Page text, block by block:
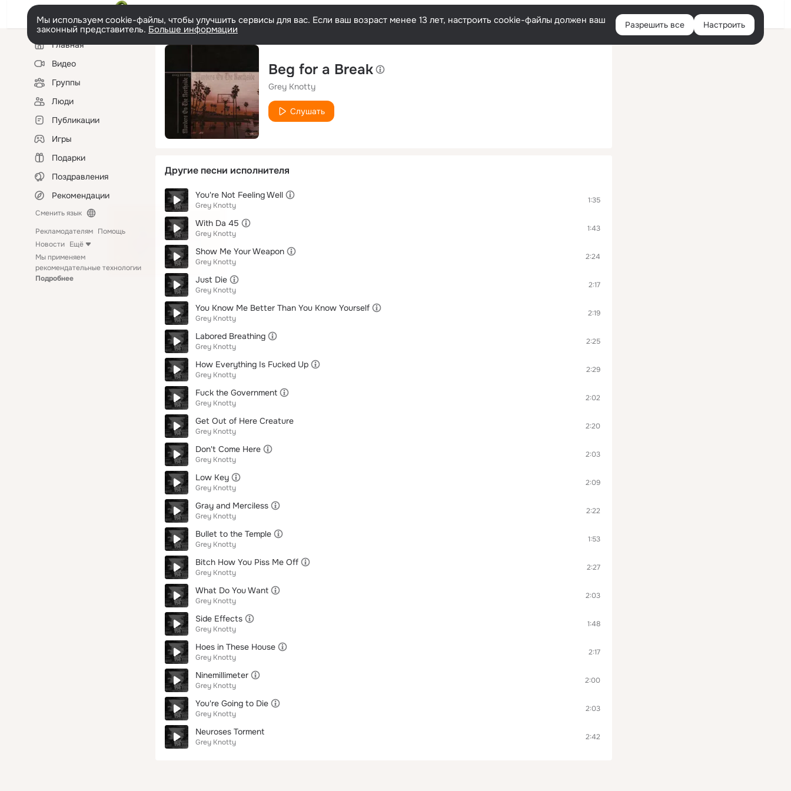
Войти
Мы используем cookie-файлы, чтобы улучшить сервисы для вас. Если ваш возраст менее 13 лет, настроить cookie-файлы должен ваш
законный представитель. Больше информации Разрешить все Настроить
Левая
колонкаГлавная
Видео
Группы
Люди
Публикации
Игры
Подарки
Поздравления
Рекомендации
Сменить язык
Рекламодателям Помощь
Новости Ещё
Мы применяем
рекомендательные технологии
Подробнее
Beg for a Break
Grey Knotty
Слушать
Другие песни исполнителя
You're Not Feeling Well
Grey Knotty
1:35
With Da 45
Grey Knotty
1:43
Show Me Your Weapon
Grey Knotty
2:24
Just Die
Grey Knotty
2:17
You Know Me Better Than You Know Yourself
Grey Knotty
2:19
Labored Breathing
Grey Knotty
2:25
How Everything Is Fucked Up
Grey Knotty
2:29
Fuck the Government
Grey Knotty
2:02
Get Out of Here Creature
Grey Knotty
2:20
Don't Come Here
Grey Knotty
2:03
Low Key
Grey Knotty
2:09
Gray and Merciless
Grey Knotty
2:22
Bullet to the Temple
Grey Knotty
1:53
Bitch How You Piss Me Off
Grey Knotty
2:27
What Do You Want
Grey Knotty
2:03
Side Effects
Grey Knotty
1:48
Hoes in These House
Grey Knotty
2:17
Ninemillimeter
Grey Knotty
2:00
You're Going to Die
Grey Knotty
2:03
Neuroses Torment
Grey Knotty
2:42